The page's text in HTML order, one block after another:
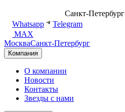
Санкт-Петербург
Whatsapp
Telegram
MAX
МоскваСанкт-Петербург
Компания
О компании
Новости
Контакты
Звезды с нами